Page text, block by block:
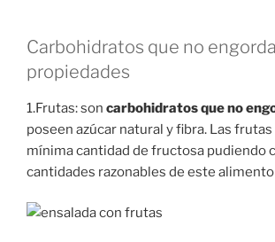
Carbohidratos que no
propiedades
1.Frutas: son carbohidratos que no
poseen azúcar natural y fibra. Las
mínima cantidad de fructosa pudiendo
cantidades razonables de este